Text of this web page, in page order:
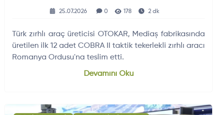
25.07.2026 0 178 2 dk
Türk zırhlı araç üreticisi OTOKAR, Mediaș fabrikasında
üretilen ilk 12 adet COBRA II taktik tekerlekli zırhlı aracı
Romanya Ordusu'na teslim etti.
Devamını Oku